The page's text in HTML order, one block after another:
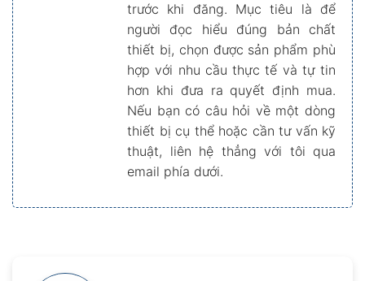
trước khi đăng. Mục tiêu là để
người đọc hiểu đúng bản chất
thiết bị, chọn được sản phẩm phù
hợp với nhu cầu thực tế và tự tin
hơn khi đưa ra quyết định mua.
Nếu bạn có câu hỏi về một dòng
thiết bị cụ thể hoặc cần tư vấn kỹ
thuật, liên hệ thẳng với tôi qua
email phía dưới.